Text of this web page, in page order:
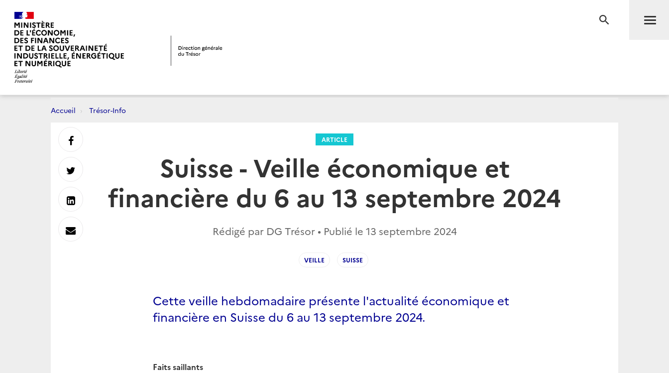
RECHERCHE
Accueil Trésor-Info
ARTICLE
Suisse - Veille économique et
financière du 6 au 13 septembre 2024
Rédigé par DG Trésor • Publié le 13 septembre 2024
VEILLE SUISSE
Cette veille hebdomadaire présente l'actualité économique et
financière en Suisse du 6 au 13 septembre 2024.
Faits saillants
Partager
sur
Facebook
Partager
sur
Partager
sur
Envoyer